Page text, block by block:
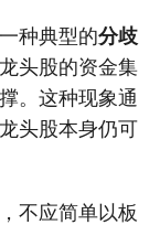
种典型的分歧
头股的资金集
。这种现象通
头股本身仍可
，不应简单以板